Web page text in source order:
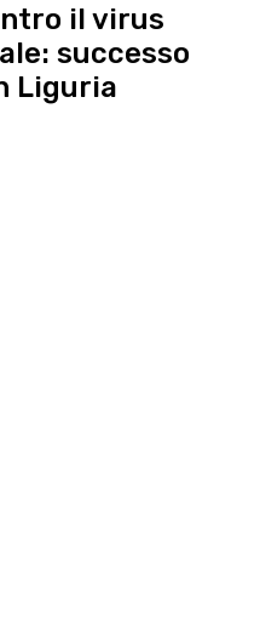
il virus
successo
Liguria